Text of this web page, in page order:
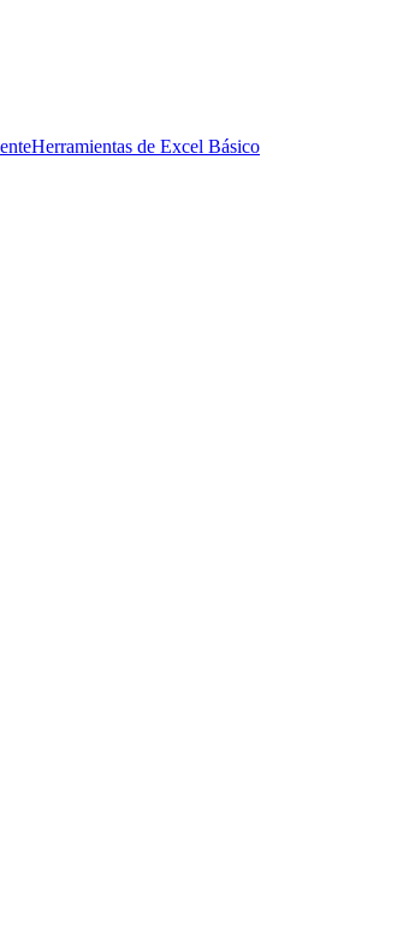
Herramientas de Excel Básico